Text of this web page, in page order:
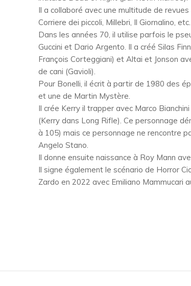
Il a collaboré avec une multitude de
Corriere dei piccoli, Millebri, Il Giornalino, etc.
Dans les années 70, il utilise parfois le
Guccini et Dario Argento. Il a créé Silas
François Corteggiani) et Altai et Jonson
de cani (Gavioli).
Pour Bonelli, il écrit à partir de 1980 des
et une de Martin Mystère.
Il crée Kerry il trapper avec Marco
(Kerry dans Long Rifle). Ce personnage
à 105) mais ce personnage ne rencontre
Angelo Stano.
Il donne ensuite naissance à Roy Mann
Il signe également le scénario de Horror
Zardo en 2022 avec Emiliano Mammucari